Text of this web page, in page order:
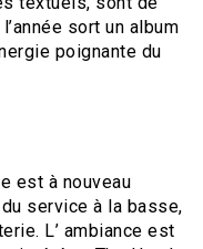
sort un album
poignante du
est à nouveau
service à la basse,
L’ ambiance est